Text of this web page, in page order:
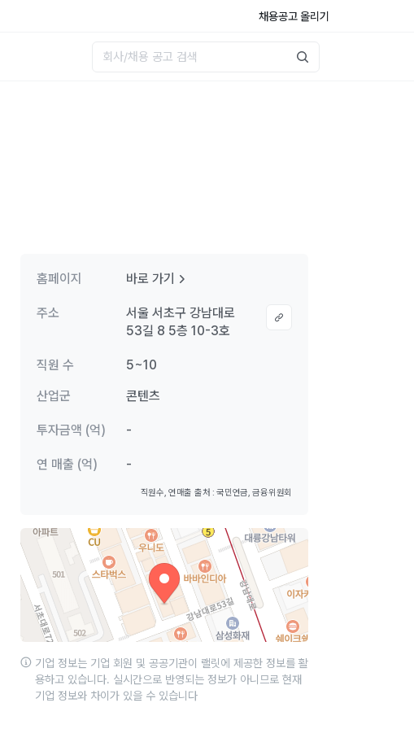
채용공고 올리기
홈페이지 바로 가기
주소
서울 서초구 강남대로
53길 8 5층 10-3호
직원 수
5~10
산업군
콘텐츠
투자금액 (억) -
연 매출 (억) -
직원수, 연매출 출처 : 국민연금, 금융위원회
기업 정보는 기업 회원 및 공공기관이 랠릿에 제공한 정보를 활
용하고 있습니다. 실시간으로 반영되는 정보가 아니므로 현재
기업 정보와 차이가 있을 수 있습니다